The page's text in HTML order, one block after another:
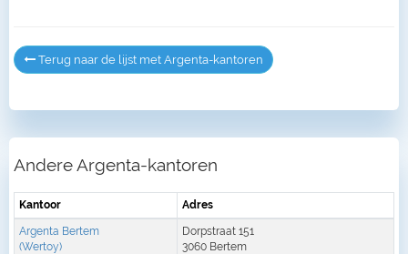
Terug naar de lijst met Argenta-kantoren
Andere Argenta-kantoren
Kantoor Adres
Argenta Bertem
(Wertoy)
Dorpstraat 151
3060 Bertem